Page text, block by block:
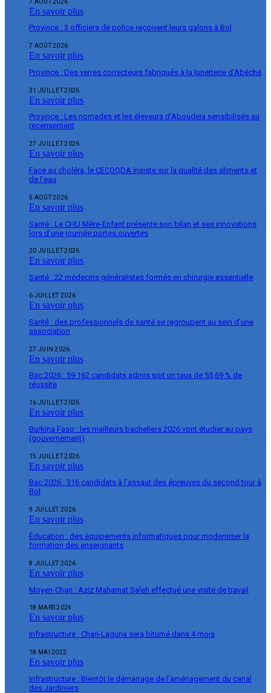
En savoir plus
Province : 3 officiers de police reçoivent leurs galons à Bol
7 AOÛT 2026
En savoir plus
Province : Des verres correcteurs fabriqués à la lunetterie d’Abéché
31 JUILLET 2026
En savoir plus
Province : Les nomades et les éleveurs d’Aboudeïa sensibilisés au
recensement
27 JUILLET 2026
En savoir plus
Face au choléra, le CECOQDA insiste sur la qualité des aliments et
de l’eau
5 AOÛT 2026
En savoir plus
Santé : Le CHU Mère-Enfant présente son bilan et ses innovations
lors d’une journée portes ouvertes
20 JUILLET 2026
En savoir plus
Santé : 22 médecins généralistes formés en chirurgie essentielle
6 JUILLET 2026
En savoir plus
Santé : des professionnels de santé se regroupent au sein d’une
association
27 JUIN 2026
En savoir plus
Bac 2026 : 59 162 candidats admis soit un taux de 55,69 % de
réussite
16 JUILLET 2026
En savoir plus
Burkina Faso : les meilleurs bacheliers 2026 vont étudier au pays
(gouvernement)
15 JUILLET 2026
En savoir plus
Bac 2026 : 316 candidats à l’assaut des épreuves du second tour à
Bol
9 JUILLET 2026
En savoir plus
Éducation : des équipements informatiques pour moderniser la
formation des enseignants
8 JUILLET 2026
En savoir plus
Moyen-Chari : Aziz Mahamat Saleh effectué une visite de travail
18 MARS 2024
En savoir plus
Infrastructure : Chari-Laguna sera bitumé dans 4 mois
18 MAI 2022
En savoir plus
Infrastructure : Bientôt le démarrage de l’aménagement du canal
des Jardiniers